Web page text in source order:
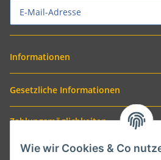
Informationen
Gesetzliche Informationen
Zahlungsmöglichkeiten
Wie wir Cookies & Co